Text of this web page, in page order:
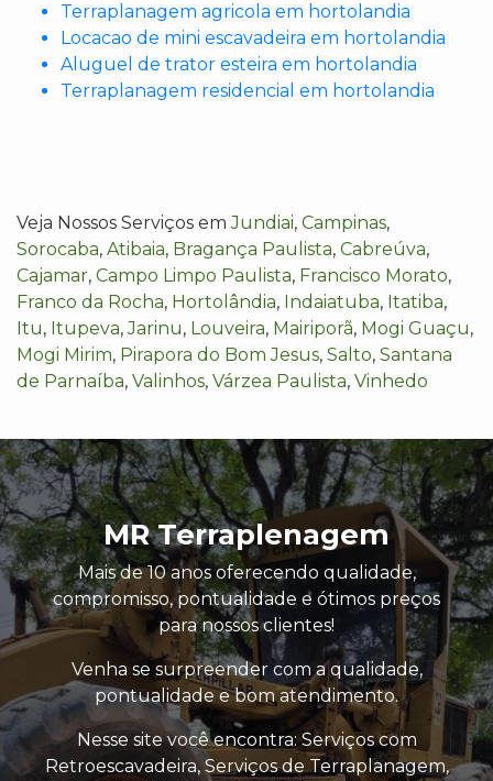
Terraplanagem agricola em hortolandia
Locacao de mini escavadeira em hortolandia
Aluguel de trator esteira em hortolandia
Terraplanagem residencial em hortolandia
Veja Nossos Serviços emJundiai, Campinas,
Sorocaba, Atibaia, Bragança Paulista, Cabreúva,
Cajamar, Campo Limpo Paulista, Francisco Morato,
Franco da Rocha, Hortolândia, Indaiatuba, Itatiba,
Itu, Itupeva,Jarinu, Louveira, Mairiporã, Mogi Guaçu,
Mogi Mirim, Pirapora do Bom Jesus, Salto, Santana
de Parnaíba, Valinhos, Várzea Paulista, Vinhedo
MR Terraplenagem
Mais de 10 anos oferecendo qualidade,
compromisso, pontualidade e ótimos preços
para nossos clientes!
Venha se surpreender com a qualidade,
pontualidade e bom atendimento.
Nesse site você encontra: Serviços com
Retroescavadeira, Serviços de Terraplanagem,